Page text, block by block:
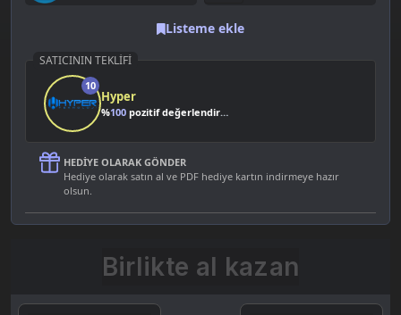
0 değerlendirme
Listeme ekle
SATICININ TEKLIFI
10
Hyper
%100 pozitif değerlendirme
HEDIYE OLARAK GÖNDER
Hediye olarak satın al ve PDF hediye kartın indirmeye hazır
olsun.
Birlikte al kazan